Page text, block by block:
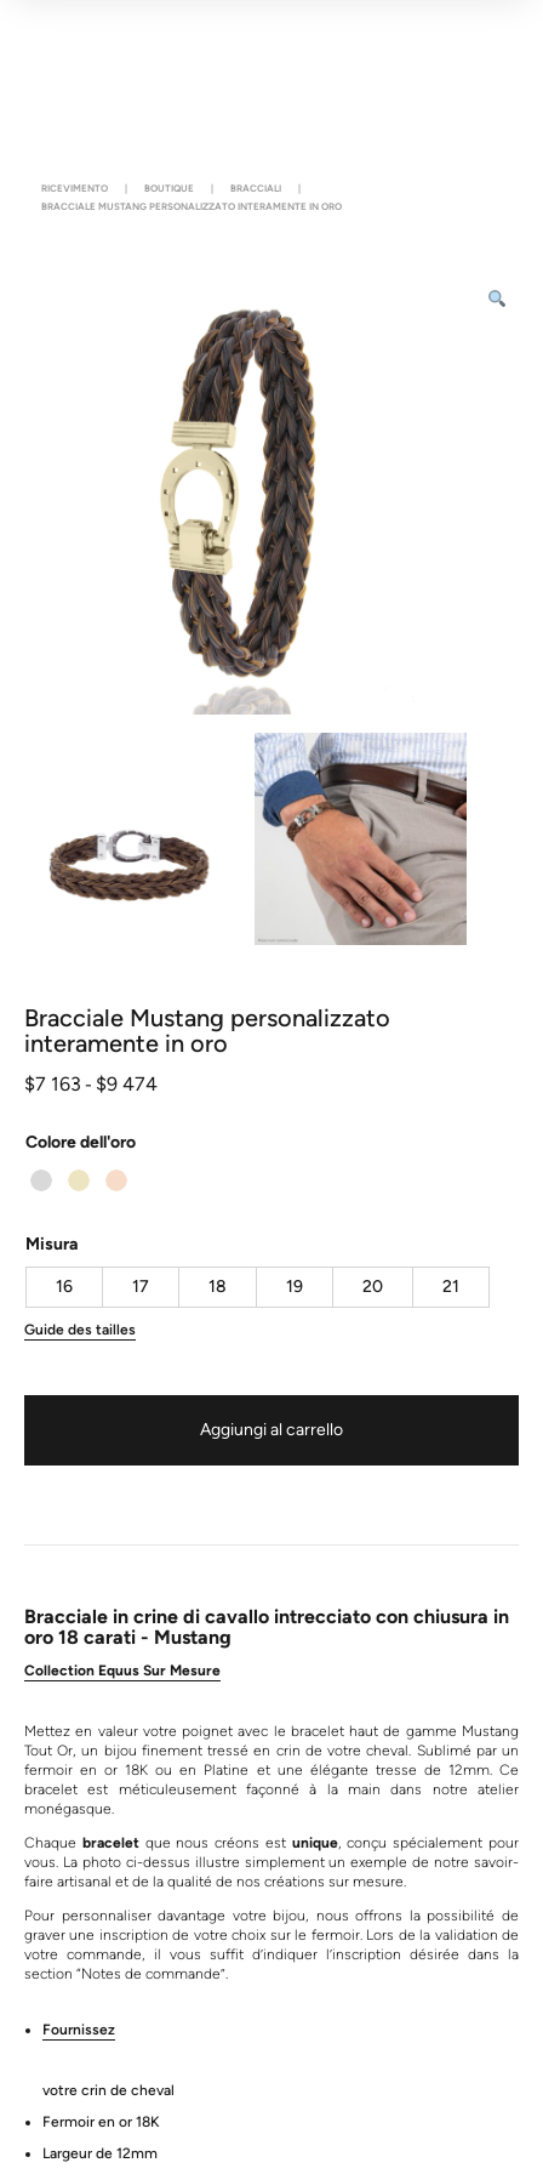
RICEVIMENTO | BOUTIQUE | BRACCIALI
|
BRACCIALE MUSTANG PERSONALIZZATO INTERAMENTE IN ORO
Bracciale Mustang personalizzato
interamente in oro
$7 163 - $9 474Fascia
Colore dell'oro
Misura
16 17 18 19 20 21
Guide des tailles
Aggiungi al carrello
Bracciale in crine di cavallo intrecciato con chiusura in
oro 18 carati - Mustang
Collection Equus Sur Mesure
Mettez en valeur votre poignet avec le bracelet haut de gamme Mustang
Tout Or, un bijou finement tressé en crin de votre cheval. Sublimé par un
fermoir en or 18K ou en Platine et une élégante tresse de 12mm. Ce
bracelet est méticuleusement façonné à la main dans notre atelier
monégasque.
Chaque braceletque nous créons est unique, conçu spécialement pour
vous. La photo ci-dessus illustre simplement un exemple de notre savoir-
faire artisanal et de la qualité de nos créations sur mesure.
Pour personnaliser davantage votre bijou, nous offrons la possibilité de
graver une inscription de votre choix sur le fermoir. Lors de la validation de
votre commande, il vous suffit d’indiquer l’inscription désirée dans la
section “Notes de commande”.
Fournissez
votre crin de cheval
Fermoir en or 18K
Largeur de 12mm